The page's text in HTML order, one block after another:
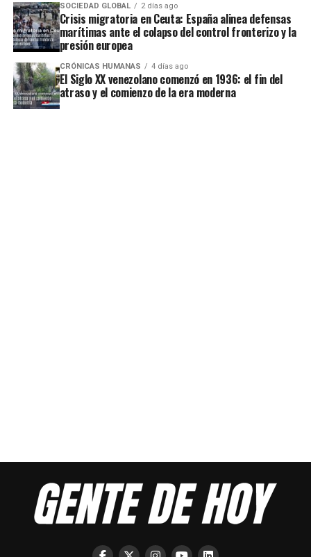
SOCIEDAD GLOBAL 2 días ago
Crisis migratoria en Ceuta: España alinea defensas
marítimas ante el colapso del control fronterizo y la
presión europea
CRÓNICAS HUMANAS 4 días ago
El Siglo XX venezolano comenzó en 1936: el fin del
atraso y el comienzo de la era moderna